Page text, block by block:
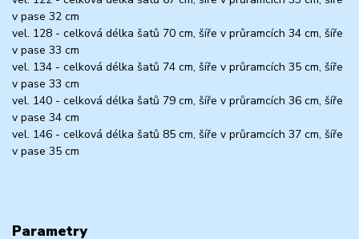
v pase 32 cm
vel. 128 - celková délka šatů 70 cm, šíře v průramcích 34 cm, šíře
v pase 33 cm
vel. 134 - celková délka šatů 74 cm, šíře v průramcích 35 cm, šíře
v pase 33 cm
vel. 140 - celková délka šatů 79 cm, šíře v průramcích 36 cm, šíře
v pase 34 cm
vel. 146 - celková délka šatů 85 cm, šíře v průramcích 37 cm, šíře
v pase 35 cm
Parametry